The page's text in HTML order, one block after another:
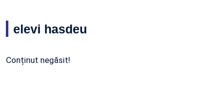
elevi hasdeu
Conținut negăsit!